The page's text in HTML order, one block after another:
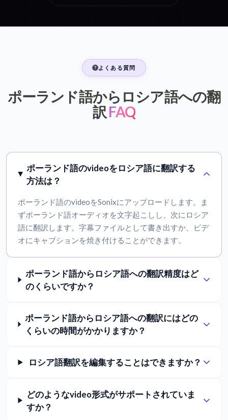
よくある質問
ポーランド語からロシア語への翻
訳 FAQ
ポーランド語のvideoをロシア語に翻訳する
方法は？
ポーランド語のvideoをSonixにアップロードします。ま
ずポーランド語オーディオを文字起こしし、次にロシア
語に翻訳します。字幕ファイルとして書き出すか、ビデ
オにキャプションを焼き付けることができます。
ポーランド語からロシア語への翻訳精度はど
のくらいですか？
ポーランド語からロシア語への翻訳にはどの
くらいの時間がかかりますか？
ロシア語翻訳を編集することはできますか？
どのようなvideo形式がサポートされていま
すか？